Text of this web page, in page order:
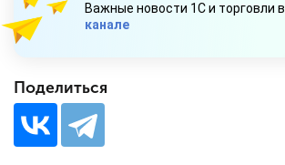
Важные новости 1С и торговли в
канале
Поделиться